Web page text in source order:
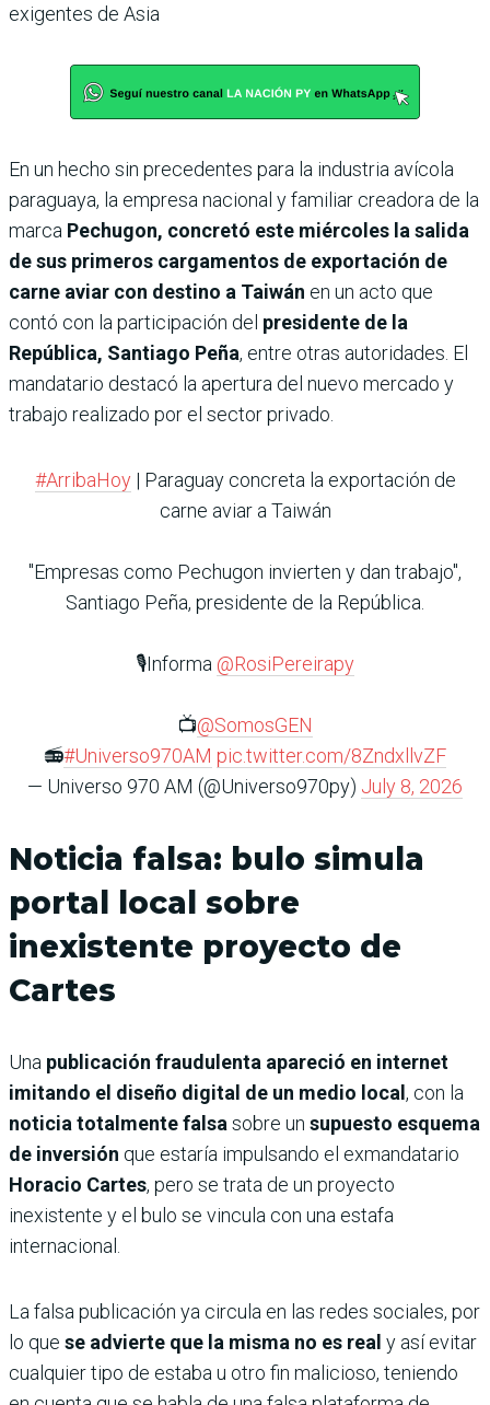
exigentes de Asia
En un hecho sin precedentes para la industria avícola
paraguaya, la empresa nacional y familiar creadora de la
marca Pechugon, concretó este miércoles la salida
de sus primeros cargamentos de exportación de
carne aviar con destino a Taiwán en un acto que
contó con la participación del presidente de la
República, Santiago Peña, entre otras autoridades. El
mandatario destacó la apertura del nuevo mercado y
trabajo realizado por el sector privado.
#ArribaHoy| Paraguay concreta la exportación de
carne aviar a Taiwán
"Empresas como Pechugon invierten y dan trabajo",
Santiago Peña, presidente de la República.
🎙️Informa @RosiPereirapy
📺@SomosGEN
📻#Universo970AM pic.twitter.com/8ZndxllvZF
— Universo 970 AM (@Universo970py) July 8, 2026
Noticia falsa: bulo simula
portal local sobre
inexistente proyecto de
Cartes
Una publicación fraudulenta apareció en internet
imitando el diseño digital de un medio local , con la
noticia totalmente falsa sobre un supuesto esquema
de inversión que estaría impulsando el exmandatario
Horacio Cartes, pero se trata de un proyecto
inexistente y el bulo se vincula con una estafa
internacional.
La falsa publicación ya circula en las redes sociales, por
lo que se advierte que la misma no es real y así evitar
cualquier tipo de estaba u otro fin malicioso, teniendo